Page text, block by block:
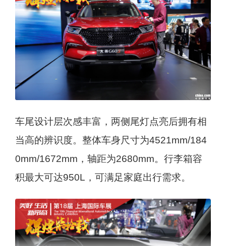
车尾设计层次感丰富，两侧尾灯点亮后拥有相
当高的辨识度。整体车身尺寸为4521mm/184
0mm/1672mm，轴距为2680mm。行李箱容
积最大可达950L，可满足家庭出行需求。